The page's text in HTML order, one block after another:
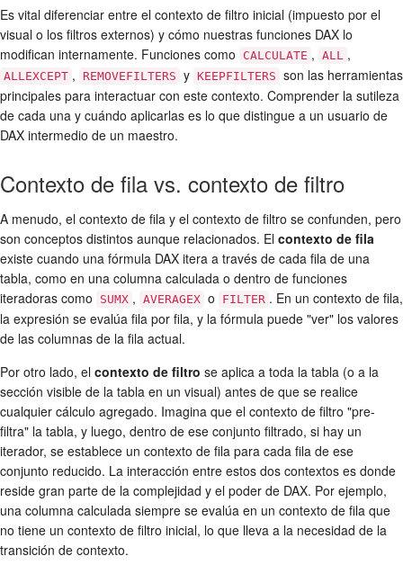
Es vital diferenciar entre el contexto de filtro inicial (impuesto por el
visual o los filtros externos) y cómo nuestras funciones DAX lo
modifican internamente. Funciones como
CALCULATE , ALL ,
ALLEXCEPT , REMOVEFILTERS y KEEPFILTERS son las herramientas
principales para interactuar con este contexto. Comprender la sutileza
de cada una y cuándo aplicarlas es lo que distingue a un usuario de
DAX intermedio de un maestro.
Contexto de fila vs. contexto de filtro
A menudo, el contexto de fila y el contexto de filtro se confunden, pero
son conceptos distintos aunque relacionados. El contexto de fila
existe cuando una fórmula DAX itera a través de cada fila de una
tabla, como en una columna calculada o dentro de funciones
iteradoras como
SUMX , AVERAGEX o FILTER . En un contexto de fila,
la expresión se evalúa fila por fila, y la fórmula puede "ver" los valores
de las columnas de la fila actual.
Por otro lado, el contexto de filtro se aplica a toda la tabla (o a la
sección visible de la tabla en un visual) antes de que se realice
cualquier cálculo agregado. Imagina que el contexto de filtro "pre-
filtra" la tabla, y luego, dentro de ese conjunto filtrado, si hay un
iterador, se establece un contexto de fila para cada fila de ese
conjunto reducido. La interacción entre estos dos contextos es donde
reside gran parte de la complejidad y el poder de DAX. Por ejemplo,
una columna calculada siempre se evalúa en un contexto de fila que
no tiene un contexto de filtro inicial, lo que lleva a la necesidad de la
transición de contexto.